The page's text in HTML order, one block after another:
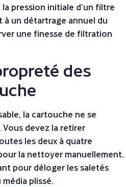
pression initiale d’un filtre
à un détartrage annuel du
une finesse de filtration
des
la cartouche ne se
devez la retirer
les deux à quatre
la nettoyer manuellement.
pour déloger les saletés
plissé.